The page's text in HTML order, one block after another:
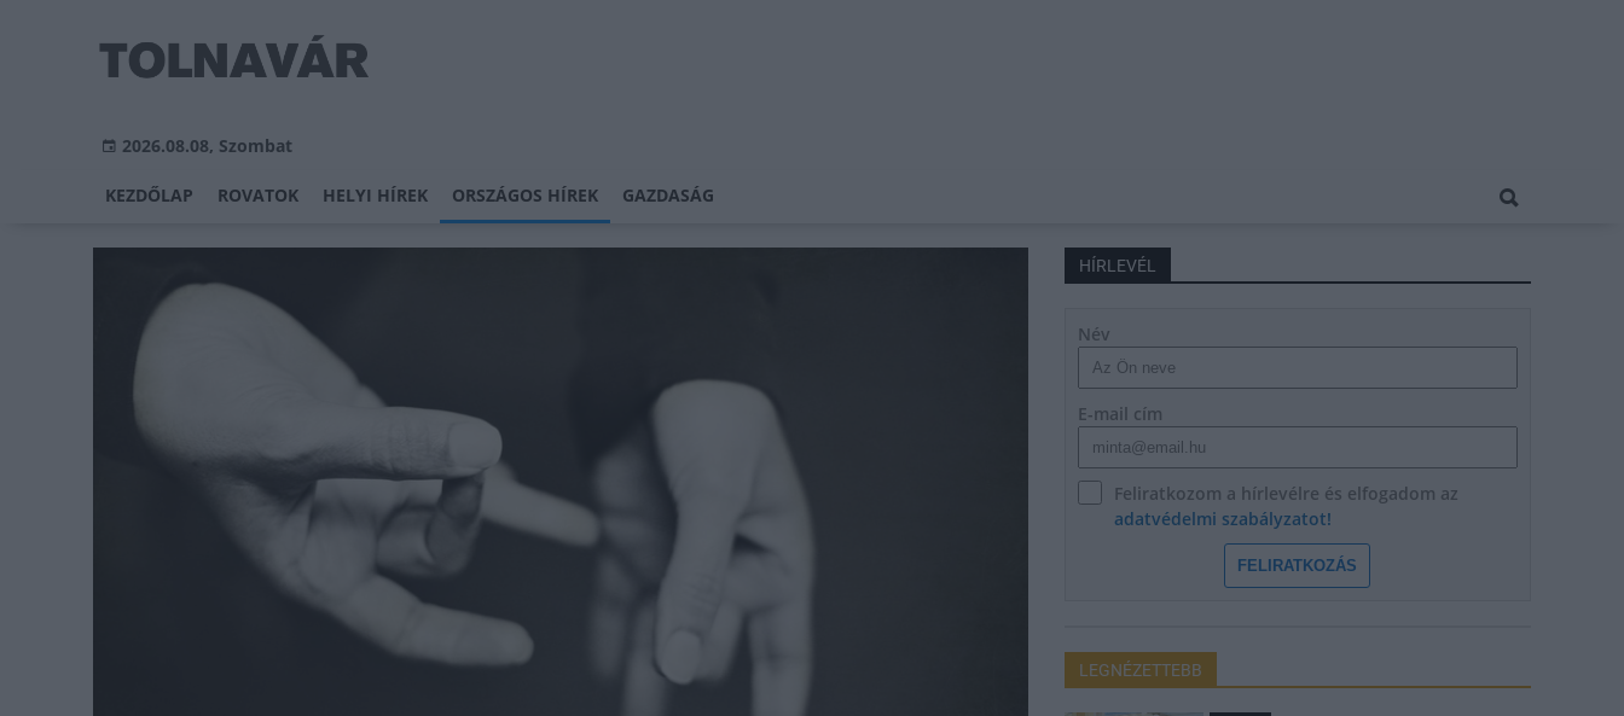
2026.08.08, Szombat
KEZDŐLAP ROVATOK HELYI HÍREK ORSZÁGOS HÍREK GAZDASÁG
HÍRLEVÉL
Név
E-mail cím
Feliratkozom a hírlevélre és elfogadom az
adatvédelmi szabályzatot!
FELIRATKOZÁS
LEGNÉZETTEBB